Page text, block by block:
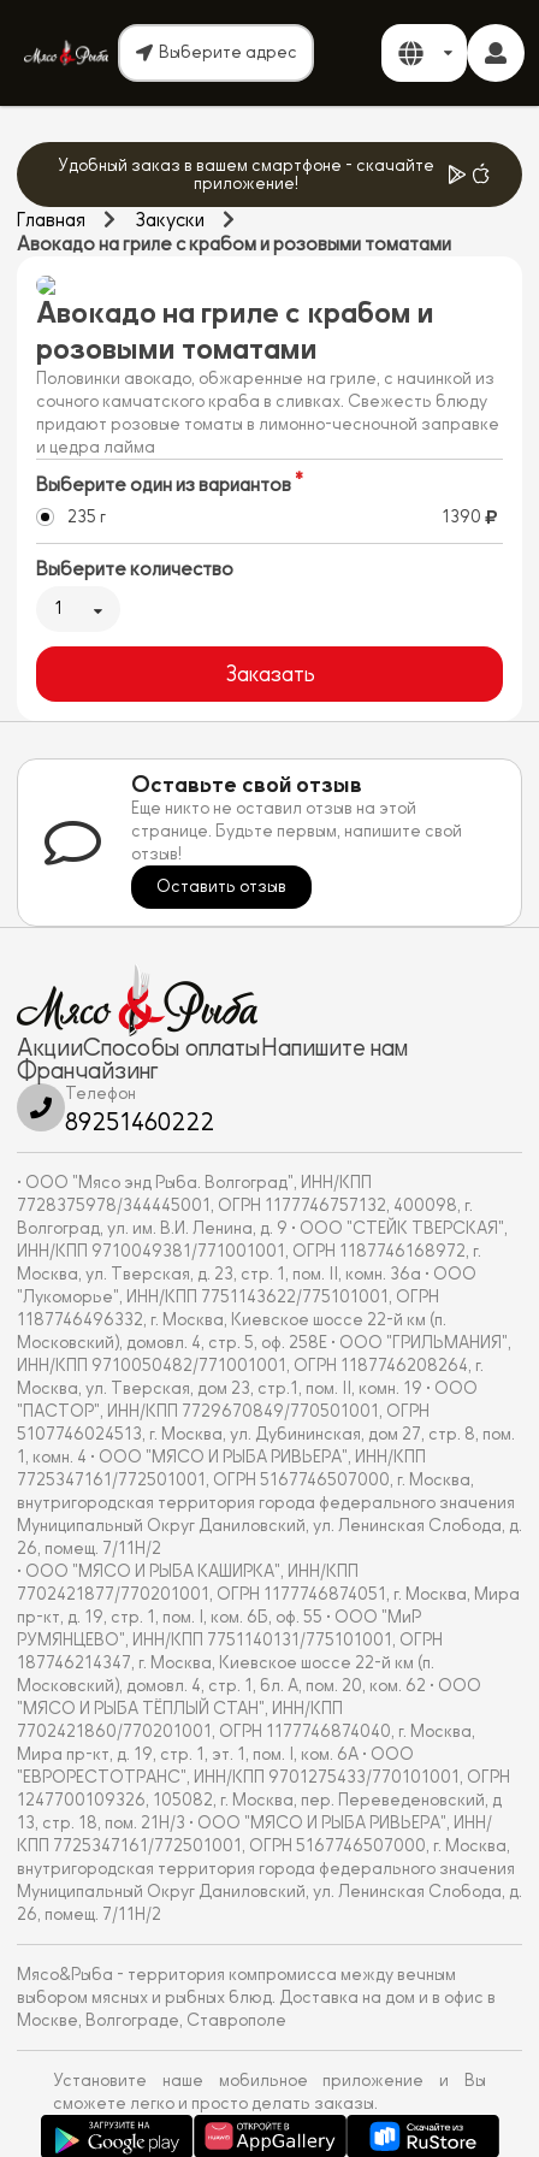
Выберите адрес
Удобный заказ в вашем смартфоне - скачайте
приложение!
Главная
Закуски
Авокадо на гриле с крабом и розовыми томатами
Авокадо на гриле с крабом и
розовыми томатами
Половинки авокадо, обжаренные на гриле, с начинкой из
сочного камчатского краба в сливках. Свежесть блюду
придают розовые томаты в лимонно-чесночной заправке
и цедра лайма
Выберите один из вариантов
235 г 1390
Выберите количество
1
Заказать
Оставьте свой отзыв
Еще никто не оставил отзыв на этой
странице. Будьте первым, напишите свой
отзыв!
Оставить отзыв
АкцииСпособы оплатыНапишите нам
Франчайзинг
Телефон
89251460222
• ООО "Мясо энд Рыба. Волгоград", ИНН/КПП
7728375978/344445001, ОГРН 1177746757132, 400098, г.
Волгоград, ул. им. В.И. Ленина, д. 9 • ООО "СТЕЙК ТВЕРСКАЯ",
ИНН/КПП 9710049381/771001001, ОГРН 1187746168972, г.
Москва, ул. Тверская, д. 23, стр. 1, пом. II, комн. 36а • ООО
"Лукоморье", ИНН/КПП 7751143622/775101001, ОГРН
1187746496332, г. Москва, Киевское шоссе 22-й км (п.
Московский), домовл. 4, стр. 5, оф. 258Е • ООО "ГРИЛЬМАНИЯ",
ИНН/КПП 9710050482/771001001, ОГРН 1187746208264, г.
Москва, ул. Тверская, дом 23, стр.1, пом. II, комн. 19 • ООО
"ПАСТОР", ИНН/КПП 7729670849/770501001, ОГРН
5107746024513, г. Москва, ул. Дубининская, дом 27, стр. 8, пом.
1, комн. 4 • ООО "МЯСО И РЫБА РИВЬЕРА", ИНН/КПП
7725347161/772501001, ОГРН 5167746507000, г. Москва,
внутригородская территория города федерального значения
Муниципальный Округ Даниловский, ул. Ленинская Слобода, д.
26, помещ. 7/11Н/2
• ООО "МЯСО И РЫБА КАШИРКА", ИНН/КПП
7702421877/770201001, ОГРН 1177746874051, г. Москва, Мира
пр-кт, д. 19, стр. 1, пом. I, ком. 6Б, оф. 55 • ООО "МиР
РУМЯНЦЕВО", ИНН/КПП 7751140131/775101001, ОГРН
187746214347, г. Москва, Киевское шоссе 22-й км (п.
Московский), домовл. 4, стр. 1, бл. А, пом. 20, ком. 62 • ООО
"МЯСО И РЫБА ТЁПЛЫЙ СТАН", ИНН/КПП
7702421860/770201001, ОГРН 1177746874040, г. Москва,
Мира пр-кт, д. 19, стр. 1, эт. 1, пом. I, ком. 6А • ООО
"ЕВРОРЕСТОТРАНС", ИНН/КПП 9701275433/770101001, ОГРН
1247700109326, 105082, г. Москва, пер. Переведеновский, д
13, стр. 18, пом. 21Н/3 • ООО "МЯСО И РЫБА РИВЬЕРА", ИНН/
КПП 7725347161/772501001, ОГРН 5167746507000, г. Москва,
внутригородская территория города федерального значения
Муниципальный Округ Даниловский, ул. Ленинская Слобода, д.
26, помещ. 7/11Н/2
Мясо&Рыба - территория компромисса между вечным
выбором мясных и рыбных блюд. Доставка на дом и в офис в
Москве, Волгограде, Ставрополе
Установите наше мобильное приложение и Вы
сможете легко и просто делать заказы.